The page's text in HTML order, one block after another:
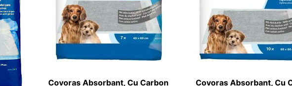
Covoras Absorbant, Cu Carbon
Covoras Absorbant, Cu